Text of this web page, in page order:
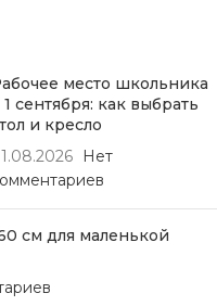
место школьника
1 сентября: как выбрать
и кресло
Нет
см для маленькой